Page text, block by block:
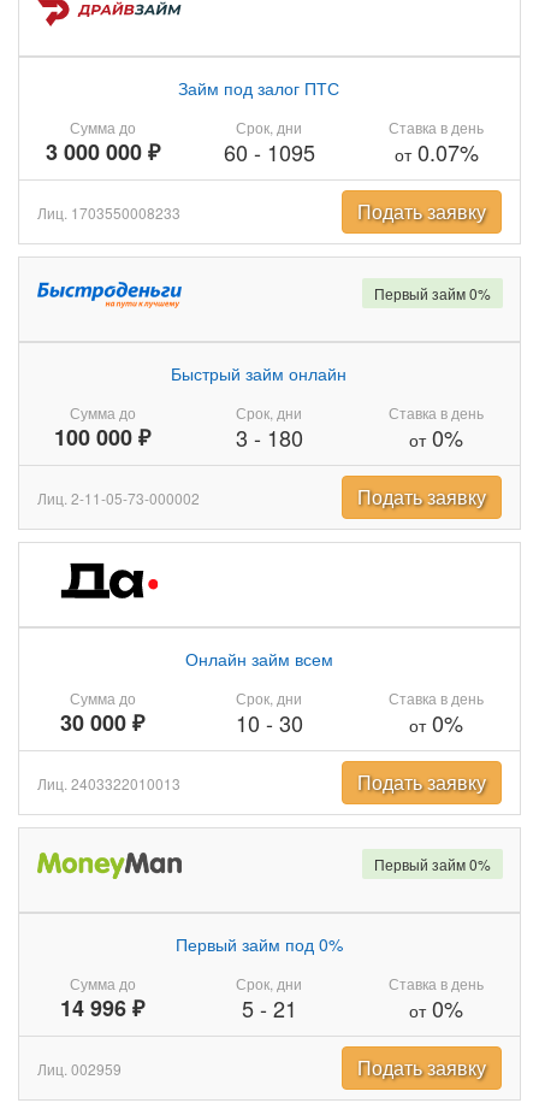
Сумма до
3 000 000 ₽
Займ под залог ПТС
Срок, дни
60 - 1095
Ставка в день
от0.07%
Лиц. 1703550008233 Подать заявку
Сумма до
100 000 ₽
Быстрый займ онлайн
Срок, дни
3 - 180
Ставка в день
от0%
Первый займ 0%
Лиц. 2-11-05-73-000002 Подать заявку
Сумма до
30 000 ₽
Онлайн займ всем
Срок, дни
10 - 30
Ставка в день
от0%
Лиц. 2403322010013 Подать заявку
Сумма до
14 996 ₽
Первый займ под 0%
Срок, дни
5- 21
Ставка в день
от0%
Первый займ 0%
Лиц. 002959 Подать заявку